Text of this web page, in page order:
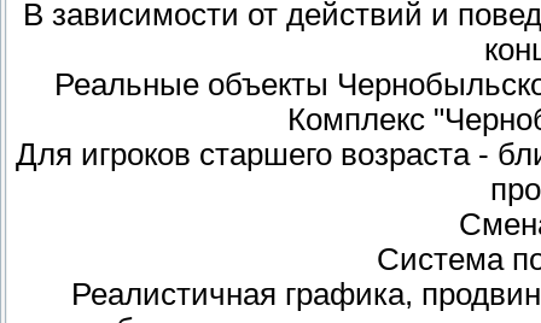
В зависимости от действий и
Реальные объекты
Комплекс
Для игроков старшего возраста -
Система
Реалистичная графика,